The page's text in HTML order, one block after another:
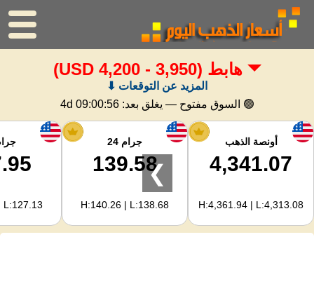
الرئيسية
سعر الذهب
اسعار الفضه
حاسبة الذهب
لمشرفي المواقع
هابط (3,950 - 4,200 USD)
المزيد عن التوقعات ⬇
🟢 السوق مفتوح — يغلق بعد: 4d 09:00:55
أونصة الذهب
4,341.07
H:4,361.94 | L:4,313.08
جرام 24
139.58
H:140.26 | L:138.68
L:127.13
❯